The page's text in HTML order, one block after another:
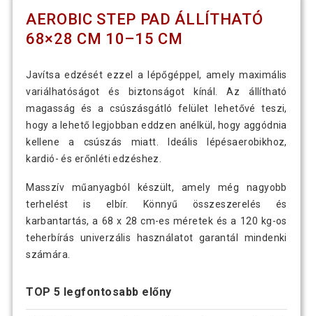
AEROBIC STEP PAD ÁLLÍTHATÓ
68×28 CM 10–15 CM
Javítsa edzését ezzel a lépőgéppel, amely maximális
variálhatóságot és biztonságot kínál. Az állítható
magasság és a csúszásgátló felület lehetővé teszi,
hogy a lehető legjobban eddzen anélkül, hogy aggódnia
kellene a csúszás miatt. Ideális lépésaerobikhoz,
kardió- és erőnléti edzéshez.
Masszív műanyagból készült, amely még nagyobb
terhelést is elbír. Könnyű összeszerelés és
karbantartás, a 68 x 28 cm-es méretek és a 120 kg-os
teherbírás univerzális használatot garantál mindenki
számára.
TOP 5 legfontosabb előny